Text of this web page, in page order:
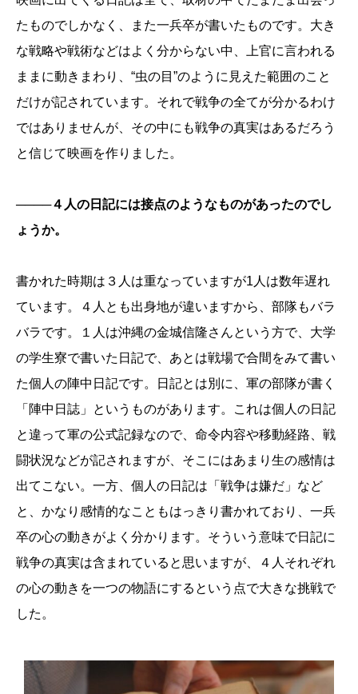
たものでしかなく、また一兵卒が書いたものです。大き
な戦略や戦術などはよく分からない中、上官に言われる
ままに動きまわり、“虫の目”のように見えた範囲のこと
だけが記されています。それで戦争の全てが分かるわけ
ではありませんが、その中にも戦争の真実はあるだろう
と信じて映画を作りました。
────４人の日記には接点のようなものがあったのでし
ょうか。
書かれた時期は３人は重なっていますが1人は数年遅れ
ています。４人とも出身地が違いますから、部隊もバラ
バラです。１人は沖縄の金城信隆さんという方で、大学
の学生寮で書いた日記で、あとは戦場で合間をみて書い
た個人の陣中日記です。日記とは別に、軍の部隊が書く
「陣中日誌」というものがあります。これは個人の日記
と違って軍の公式記録なので、命令内容や移動経路、戦
闘状況などが記されますが、そこにはあまり生の感情は
出てこない。一方、個人の日記は「戦争は嫌だ」など
と、かなり感情的なこともはっきり書かれており、一兵
卒の心の動きがよく分かります。そういう意味で日記に
戦争の真実は含まれていると思いますが、４人それぞれ
の心の動きを一つの物語にするという点で大きな挑戦で
した。